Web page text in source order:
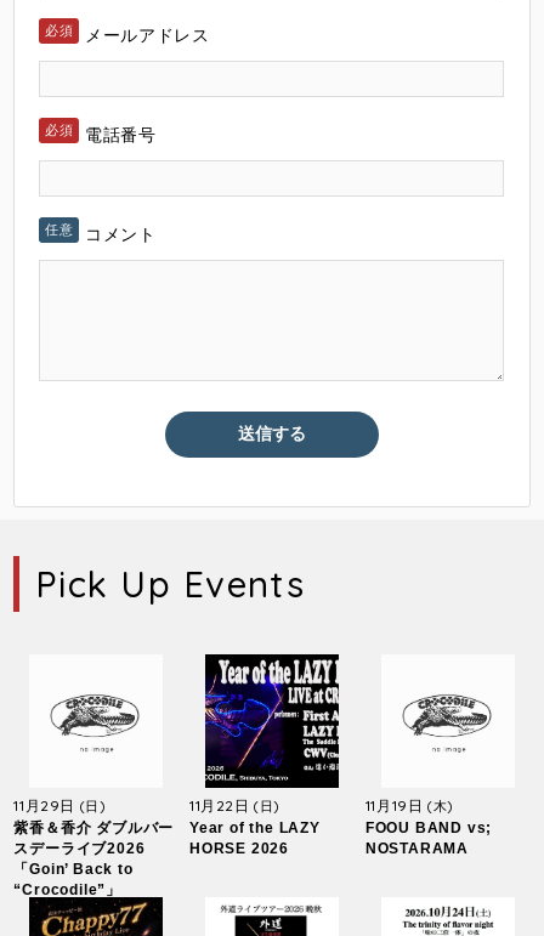
メールアドレス
電話番号
コメント
Pick Up Events
11月29日 (日)
紫香＆香介 ダブルバー
スデーライブ2026
「Goin’ Back to
“Crocodile”」
11月22日(日)
Year of the LAZY
HORSE 2026
11月19日 (木)
FOOU BAND vs;
NOSTARAMA